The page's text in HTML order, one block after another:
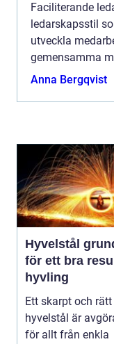
Faciliterande
ledarskapsstil
utveckla
gemensamma
Anna Bergqvist
Hyvelstål grunden
för ett bra
hyvling
Ett skarpt och
hyvelstål är
för allt från enkla